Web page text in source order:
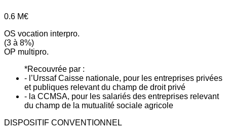
0.6 M€
OS vocation interpro.
(3 à 8%)
OP multipro.
*Recouvrée par :
- l’Urssaf Caisse nationale, pour les entreprises privées
et publiques relevant du champ de droit privé
- la CCMSA, pour les salariés des entreprises relevant
du champ de la mutualité sociale agricole
DISPOSITIF CONVENTIONNEL